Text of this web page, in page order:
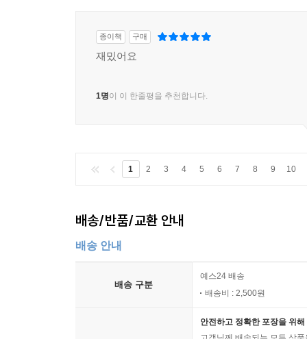
종이책 구매
재밌어요
1명이 이 한줄평을 추천합니다.
1 2 3 4 5 6 7 8 9 10
배송/반품/교환 안내
배송 안내
배송 구분
예스24 배송
배송비 : 2,500원
안전하고 정확한 포장을 위